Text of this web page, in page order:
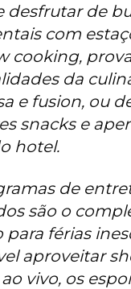
desfrutar de
com
cooking,
da
e fusion, ou
snacks e
hotel.
de
são o
para férias
aproveitar
vivo, os